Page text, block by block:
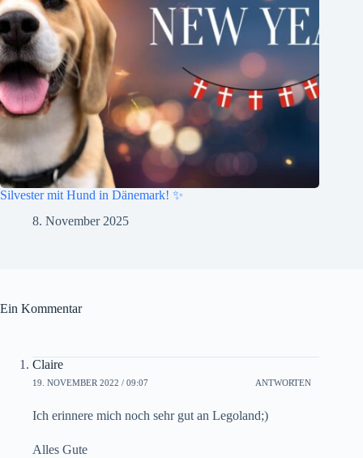
Silvester mit Hund in Dänemark! ✨
8. November 2025
Ein Kommentar
Claire
19. NOVEMBER 2022 / 09:07 ANTWORTEN
Ich erinnere mich noch sehr gut an Legoland;)
Alles Gute